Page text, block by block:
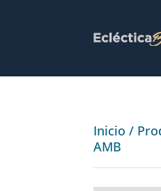
Inicio /
AMB